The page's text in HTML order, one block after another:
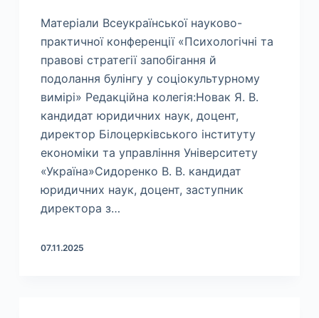
Матеріали Всеукраїнської науково-
практичної конференції «Психологічні та
правові стратегії запобігання й
подолання булінгу у соціокультурному
вимірі» Редакційна колегія:Новак Я. В.
кандидат юридичних наук, доцент,
директор Білоцерківського інституту
економіки та управління Університету
«Україна»Сидоренко В. В. кандидат
юридичних наук, доцент, заступник
директора з…
07.11.2025